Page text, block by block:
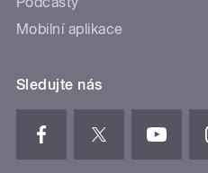
Mobilní aplikace
Sledujte nás